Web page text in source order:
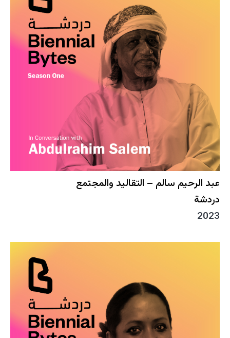
عبد الرحيم سالم – التقاليد والمجتمع
دردشة
2023